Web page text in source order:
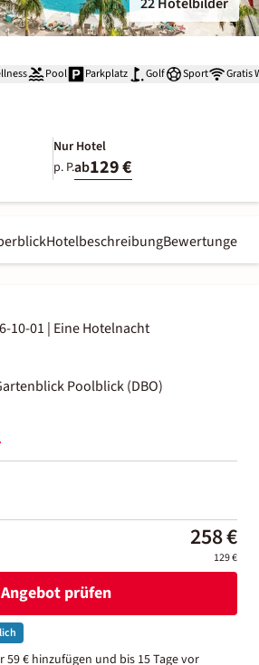
Pool Parkplatz Golf Sport Gratis
Nur Hotel
p. P.ab129 €
HotelbeschreibungBewertungen
10-01 | Eine Hotelnacht
Poolblick (DBO)
258 €
129 €
Angebot prüfen
€ hinzufügen und bis 15 Tage vor